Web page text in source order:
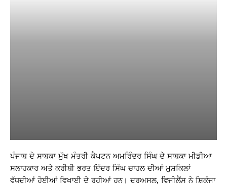
ਪੰਜਾਬ ਦੇ ਸਾਬਕਾ ਮੁੱਖ ਮੰਤਰੀ ਕੈਪਟਨ ਅਮਰਿੰਦਰ ਸਿੰਘ ਦੇ ਸਾਬਕਾ ਮੀਡੀਆ
ਸਲਾਹਕਾਰ ਅਤੇ ਕਰੀਬੀ ਭਰਤ ਇੰਦਰ ਸਿੰਘ ਚਾਹਲ ਦੀਆਂ ਮੁਸ਼ਕਿਲਾਂ
ਵੱਧਦੀਆਂ ਹੋਈਆਂ ਵਿਖਾਈ ਦੇ ਰਹੀਆਂ ਹਨ। ਦਰਅਸਲ, ਵਿਜੀਲੈਂਸ ਨੇ ਸ਼ਿਕੰਜਾ